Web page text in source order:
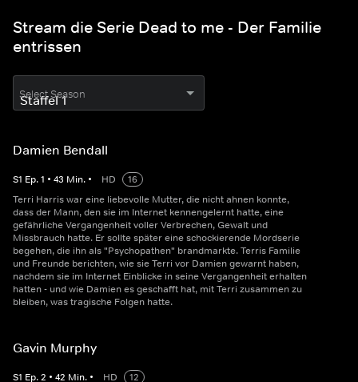
Stream die Serie Dead to me - Der Familie
entrissen
Select Season
Damien Bendall
S1 Ep.1 • 43 Min. • HD
16
Terri Harris war eine liebevolle Mutter, die nicht ahnen konnte,
dass der Mann, den sie im Internet kennengelernt hatte, eine
gefährliche Vergangenheit voller Verbrechen, Gewalt und
Missbrauch hatte. Er sollte später eine schockierende Mordserie
begehen, die ihn als "Psychopathen" brandmarkte. Terris Familie
und Freunde berichten, wie sie Terri vor Damien gewarnt haben,
nachdem sie im Internet Einblicke in seine Vergangenheit erhalten
hatten - und wie Damien es geschafft hat, mit Terri zusammen zu
bleiben, was tragische Folgen hatte.
Gavin Murphy
S1 Ep.2 • 42 Min. • HD
12